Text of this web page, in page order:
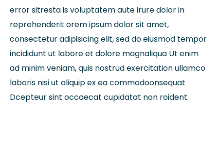
error sitresta is voluptatem aute irure dolor in
reprehenderit orem ipsum dolor sit amet,
consectetur adipisicing elit, sed do eiusmod tempor
incididunt ut labore et dolore magnaliqua Ut enim
ad minim veniam, quis nostrud exercitation ullamco
laboris nisi ut aliquip ex ea commodoonsequat
Dcepteur sint occaecat cupidatat non roident.